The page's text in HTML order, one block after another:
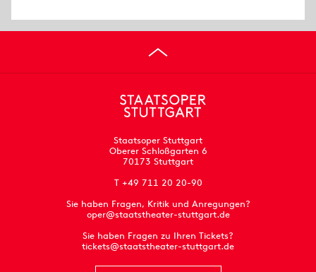
Staatsoper Stuttgart
Oberer Schloßgarten 6
70173 Stuttgart
T +49 711 20 20-90
Sie haben Fragen, Kritik und Anregungen?
oper@staatstheater-stuttgart.de
Sie haben Fragen zu Ihren Tickets?
tickets@staatstheater-stuttgart.de